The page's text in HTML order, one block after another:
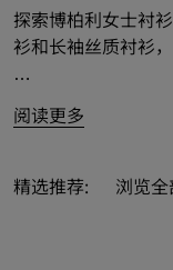
探索博柏利女士衬
衫和长袖丝质衬衫
质衬衫，亦将新季
阅读更多
精选推荐: 浏览全